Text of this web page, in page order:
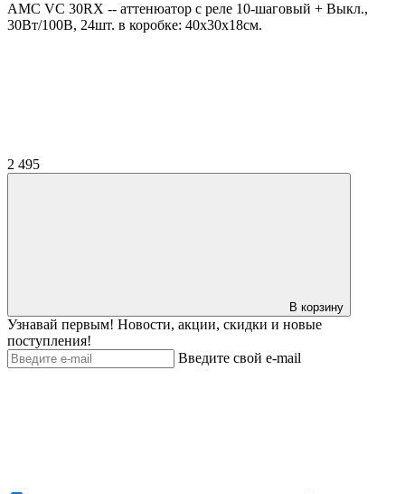
AMC VC 30RX -- аттенюатор с реле 10-шаговый + Выкл.,
30Вт/100В, 24шт. в коробке: 40х30х18см.
2 495
В корзину
Узнавай первым! Новости, акции, скидки и новые
поступления!
Введите свой e-mail